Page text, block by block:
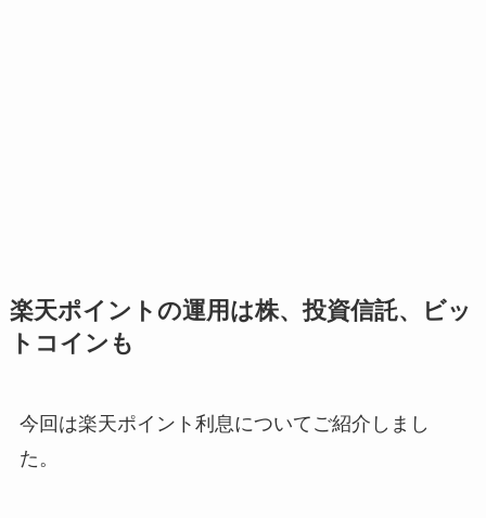
楽天ポイントの運用は株、投資信託、ビッ
トコインも
今回は楽天ポイント利息についてご紹介しまし
た。